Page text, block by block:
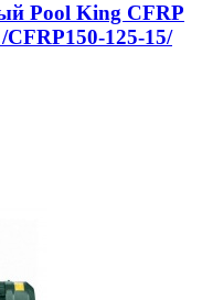
Pool King CFRP
125-15/